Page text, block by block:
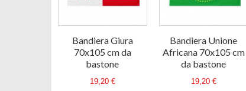
Bandiera Giura
70x105 cm da
bastone
19,20 €
Bandiera Unione
Africana 70x105 cm
da bastone
19,20 €